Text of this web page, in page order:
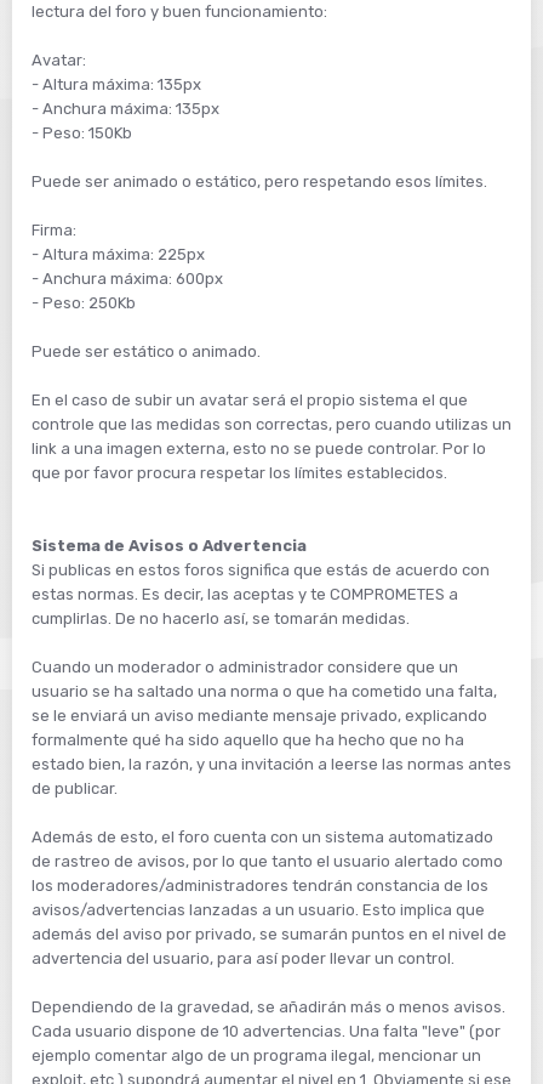
lectura del foro y buen funcionamiento:
Avatar:
- Altura máxima: 135px
- Anchura máxima: 135px
- Peso: 150Kb
Puede ser animado o estático, pero respetando esos límites.
Firma:
- Altura máxima: 225px
- Anchura máxima: 600px
- Peso: 250Kb
Puede ser estático o animado.
En el caso de subir un avatar será el propio sistema el que
controle que las medidas son correctas, pero cuando utilizas un
link a una imagen externa, esto no se puede controlar. Por lo
que por favor procura respetar los límites establecidos.
Sistema de Avisos o Advertencia
Si publicas en estos foros significa que estás de acuerdo con
estas normas. Es decir, las aceptas y te COMPROMETES a
cumplirlas. De no hacerlo así, se tomarán medidas.
Cuando un moderador o administrador considere que un
usuario se ha saltado una norma o que ha cometido una falta,
se le enviará un aviso mediante mensaje privado, explicando
formalmente qué ha sido aquello que ha hecho que no ha
estado bien, la razón, y una invitación a leerse las normas antes
de publicar.
Además de esto, el foro cuenta con un sistema automatizado
de rastreo de avisos, por lo que tanto el usuario alertado como
los moderadores/administradores tendrán constancia de los
avisos/advertencias lanzadas a un usuario. Esto implica que
además del aviso por privado, se sumarán puntos en el nivel de
advertencia del usuario, para así poder llevar un control.
Dependiendo de la gravedad, se añadirán más o menos avisos.
Cada usuario dispone de 10 advertencias. Una falta "leve" (por
ejemplo comentar algo de un programa ilegal, mencionar un
exploit, etc.) supondrá aumentar el nivel en 1. Obviamente si ese